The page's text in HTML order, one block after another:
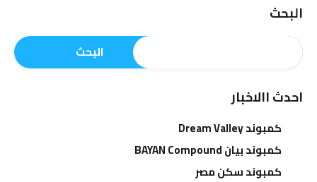
البحث
البحث
احدث االاخبار
كمبوند Dream Valley
كمبوند بيان BAYAN Compound
كمبوند سكن مصر